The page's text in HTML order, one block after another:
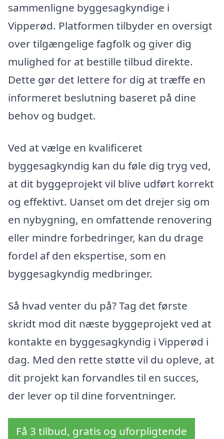
sammenligne byggesagkyndige i
Vipperød. Platformen tilbyder en oversigt
over tilgængelige fagfolk og giver dig
mulighed for at bestille tilbud direkte.
Dette gør det lettere for dig at træffe en
informeret beslutning baseret på dine
behov og budget.
Ved at vælge en kvalificeret
byggesagkyndig kan du føle dig tryg ved,
at dit byggeprojekt vil blive udført korrekt
og effektivt. Uanset om det drejer sig om
en nybygning, en omfattende renovering
eller mindre forbedringer, kan du drage
fordel af den ekspertise, som en
byggesagkyndig medbringer.
Så hvad venter du på? Tag det første
skridt mod dit næste byggeprojekt ved at
kontakte en byggesagkyndig i Vipperød i
dag. Med den rette støtte vil du opleve, at
dit projekt kan forvandles til en succes,
der lever op til dine forventninger.
Få 3 tilbud, gratis og uforpligtende